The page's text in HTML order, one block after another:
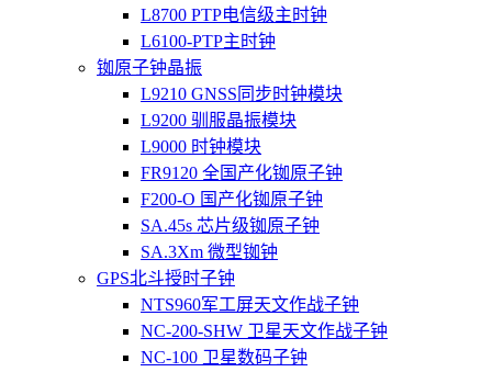
L8700 PTP电信级主时钟
L6100-PTP主时钟
铷原子钟晶振
L9210 GNSS同步时钟模块
L9200 驯服晶振模块
L9000 时钟模块
FR9120 全国产化铷原子钟
F200-O 国产化铷原子钟
SA.45s 芯片级铷原子钟
SA.3Xm 微型铷钟
GPS北斗授时子钟
NTS960军工屏天文作战子钟
NC-200-SHW 卫星天文作战子钟
NC-100 卫星数码子钟